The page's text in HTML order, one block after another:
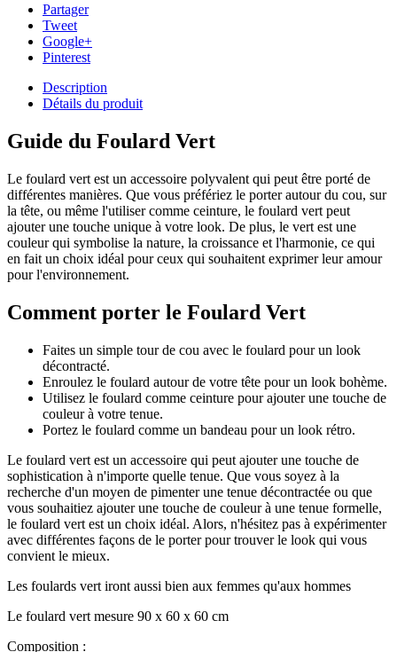
Partager
Tweet
Google+
Pinterest
Description
Détails du produit
Guide du Foulard Vert
Le foulard vert est un accessoire polyvalent qui peut être porté de
différentes manières. Que vous préfériez le porter autour du cou, sur
la tête, ou même l'utiliser comme ceinture, le foulard vert peut
ajouter une touche unique à votre look. De plus, le vert est une
couleur qui symbolise la nature, la croissance et l'harmonie, ce qui
en fait un choix idéal pour ceux qui souhaitent exprimer leur amour
pour l'environnement.
Comment porter le Foulard Vert
Faites un simple tour de cou avec le foulard pour un look
décontracté.
Enroulez le foulard autour de votre tête pour un look bohème.
Utilisez le foulard comme ceinture pour ajouter une touche de
couleur à votre tenue.
Portez le foulard comme un bandeau pour un look rétro.
Le foulard vert est un accessoire qui peut ajouter une touche de
sophistication à n'importe quelle tenue. Que vous soyez à la
recherche d'un moyen de pimenter une tenue décontractée ou que
vous souhaitiez ajouter une touche de couleur à une tenue formelle,
le foulard vert est un choix idéal. Alors, n'hésitez pas à expérimenter
avec différentes façons de le porter pour trouver le look qui vous
convient le mieux.
Les foulards vert iront aussi bien aux femmes qu'aux hommes
Le foulard vert mesure 90 x 60 x 60 cm
Composition :